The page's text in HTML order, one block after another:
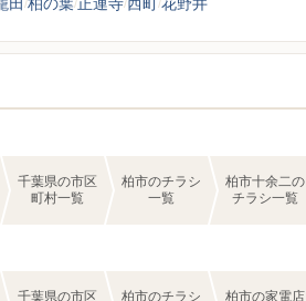
千葉県の市区
町村一覧
柏市のチラシ
一覧
柏市十余二の
チラシ一覧
千葉県の市区
柏市のチラシ
柏市の家電店